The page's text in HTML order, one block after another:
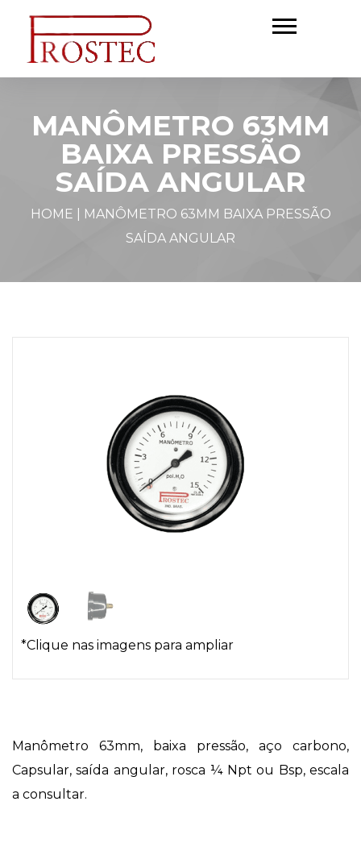
MANÔMETRO 63MM
BAIXA PRESSÃO
SAÍDA ANGULAR
HOME
MANÔMETRO 63MM BAIXA PRESSÃO
SAÍDA ANGULAR
*Clique nas imagens para ampliar
Manômetro 63mm, baixa pressão, aço carbono,
Capsular, saída angular, rosca ¼ Npt ou Bsp, escala
a consultar.